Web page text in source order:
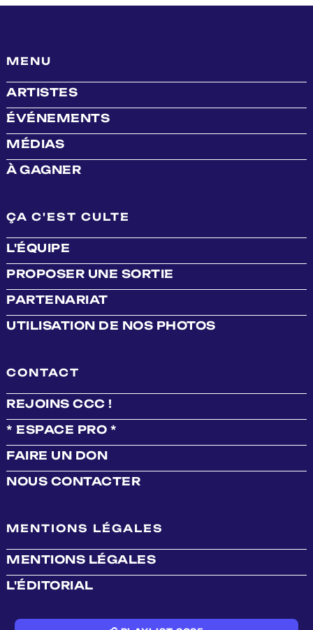
MENU
ARTISTES
ÉVÉNEMENTS
MÉDIAS
À GAGNER
ÇA C'EST CULTE
L'ÉQUIPE
PROPOSER UNE SORTIE
PARTENARIAT
UTILISATION DE NOS PHOTOS
CONTACT
REJOINS CCC !
* ESPACE PRO *
FAIRE UN DON
NOUS CONTACTER
MENTIONS LÉGALES
MENTIONS LÉGALES
L'ÉDITORIAL